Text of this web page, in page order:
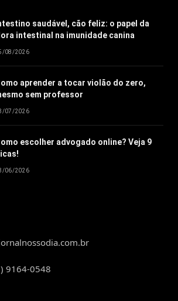
saudável, cão feliz: o papel da
intestinal na imunidade canina
08/2026
aprender a tocar violão do zero,
sem professor
07/2026
escolher advogado online? Veja 9
06/2026
9164-0548